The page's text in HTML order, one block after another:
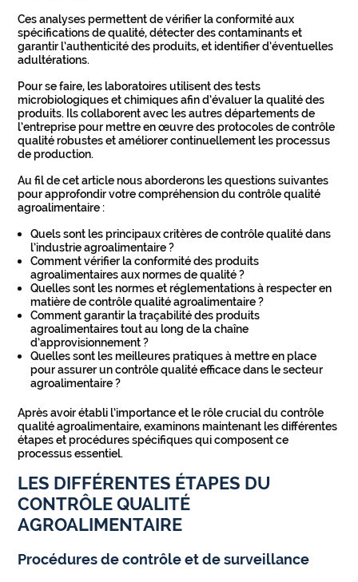
Ces analyses permettent de vérifier la conformité aux
spécifications de qualité, détecter des contaminants et
garantir l’authenticité des produits, et identifier d’éventuelles
adultérations.
Pour se faire, les laboratoires utilisent des tests
microbiologiques et chimiques afin d’évaluer la qualité des
produits. Ils collaborent avec les autres départements de
l’entreprise pour mettre en œuvre des protocoles de contrôle
qualité robustes et améliorer continuellement les processus
de production.
Au fil de cet article nous aborderons les questions suivantes
pour approfondir votre compréhension du contrôle qualité
agroalimentaire :
Quels sont les principaux critères de contrôle qualité dans
l’industrie agroalimentaire ?
Comment vérifier la conformité des produits
agroalimentaires aux normes de qualité ?
Quelles sont les normes et réglementations à respecter en
matière de contrôle qualité agroalimentaire ?
Comment garantir la traçabilité des produits
agroalimentaires tout au long de la chaîne
d’approvisionnement ?
Quelles sont les meilleures pratiques à mettre en place
pour assurer un contrôle qualité efficace dans le secteur
agroalimentaire ?
Après avoir établi l’importance et le rôle crucial du contrôle
qualité agroalimentaire, examinons maintenant les différentes
étapes et procédures spécifiques qui composent ce
processus essentiel.
LES DIFFÉRENTES ÉTAPES DU
CONTRÔLE QUALITÉ
AGROALIMENTAIRE
Procédures de contrôle et de surveillance